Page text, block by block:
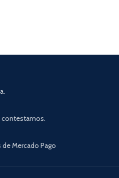
contestamos.
Mercado Pago